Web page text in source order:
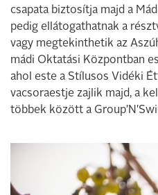
csapata biztosítja majd a
pedig ellátogathatnak a
vagy megtekinthetik az
mádi Oktatási Központban
ahol este a Stílusos Vidéki
vacsoraestje zajlik majd, a
többek között a